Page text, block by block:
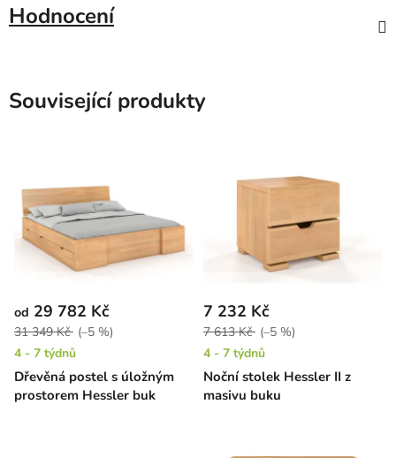
Hodnocení
Související produkty
Dřevěná postel s úložným
prostorem Hessler buk
od 29 782 Kč
31 349 Kč (–5 %)
4 - 7 týdnů
Noční stolek Hessler II z
masivu buku
7 232 Kč
7 613 Kč (–5 %)
4 - 7 týdnů